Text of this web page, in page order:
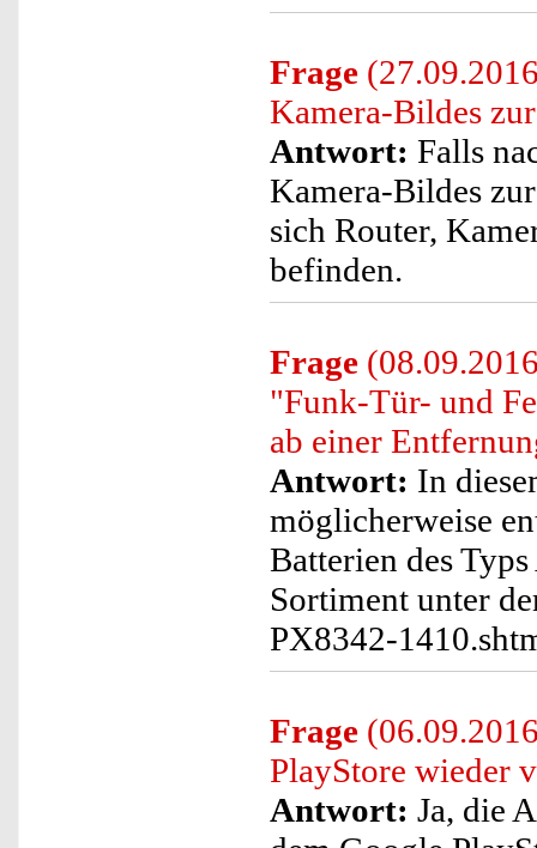
Frage
Kamera-Bildes
Antwort: Falls
Kamera-Bildes
sich Router,
befinden.
Frage
"Funk-Tür- und
ab einer
Antwort: In
möglicherweise
Batterien des
Sortiment unter
PX8342-
Frage
PlayStore wieder
Antwort: Ja, die